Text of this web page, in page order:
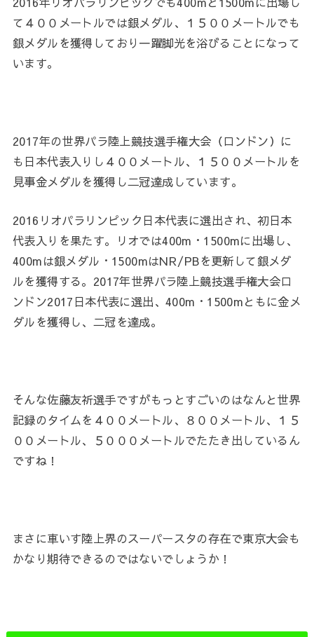
て４００メートルでは銀メダル、１５００メートルでも
銀メダルを獲得しており一躍脚光を浴びることになって
います。
2017年の世界パラ陸上競技選手権大会（ロンドン）に
も日本代表入りし４００メートル、１５００メートルを
見事金メダルを獲得し二冠達成しています。
2016リオパラリンピック日本代表に選出され、初日本
代表入りを果たす。リオでは400m・1500mに出場し、
400mは銀メダル・1500mはNR/PBを更新して銀メダ
ルを獲得する。2017年世界パラ陸上競技選手権大会ロ
ンドン2017日本代表に選出、400m・1500mともに金メ
ダルを獲得し、二冠を達成。
そんな佐藤友祈選手ですがもっとすごいのはなんと世界
記録のタイムを４００メートル、８００メートル、１５
００メートル、５０００メートルでたたき出しているん
ですね！
まさに車いす陸上界のスーパースタの存在で東京大会も
かなり期待できるのではないでしょうか！